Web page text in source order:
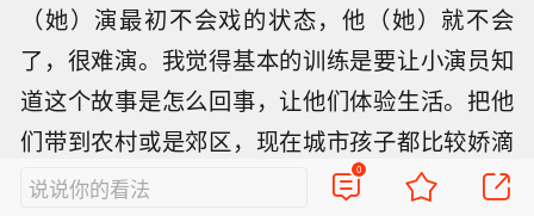
（她）演最初不会戏的状态，他（她）就不会
了，很难演。我觉得基本的训练是要让小演员知
道这个故事是怎么回事，让他们体验生活。把他
们带到农村或是郊区，现在城市孩子都比较娇滴
滴的，没有那种野劲。我们想要呈现那个年代的
说说你的看法
0